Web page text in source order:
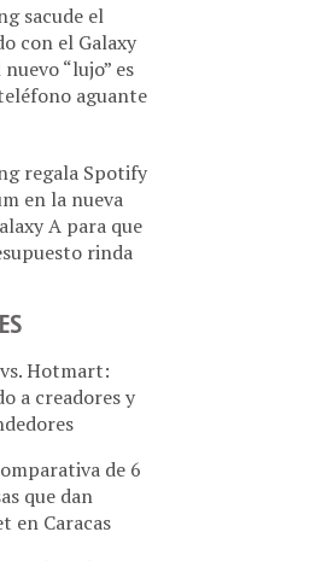
sacude el
con el Galaxy
“lujo” es
aguante
regala Spotify
en la nueva
A para que
rinda
Hotmart:
a creadores y
de 6
que dan
en Caracas